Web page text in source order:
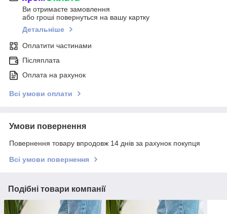
Ви отримаєте замовлення
або гроші повернуться на вашу картку
Детальніше
Оплатити частинами
Післяплата
Оплата на рахунок
Всі умови оплати
Умови повернення
Повернення товару впродовж 14 днів за рахунок покупця
Всі умови повернення
Подібні товари компанії